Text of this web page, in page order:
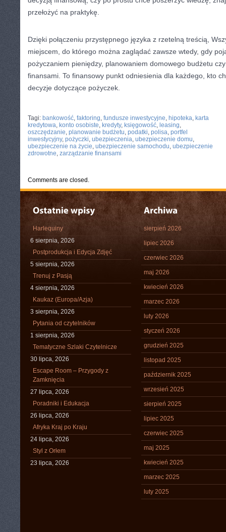
przełożyć na praktykę.
Dzięki połączeniu przystępnego języka z rzetelną treścią,
miejscem, do którego można zaglądać zawsze wtedy, gdy
pożyczaniem pieniędzy, planowaniem domowego budżetu
finansami. To finansowy punkt odniesienia dla każdego, kto
decyzje dotyczące pożyczek.
Tagi: bankowość, faktoring, fundusze inwestycyjne, hipoteka, karta
kredytowa, konto osobiste, kredyty, księgowość, leasing,
oszczędzanie, planowanie budżetu, podatki, polisa, portfel
inwestycyjny, pożyczki, ubezpieczenia, ubezpieczenie domu,
ubezpieczenie na życie, ubezpieczenie samochodu, ubezpieczenie
zdrowotne, zarządzanie finansami
Comments are closed.
Harlequiny
6 sierpnia, 2026
Postprodukcja i Edycja Zdjęć
5 sierpnia, 2026
Trenuj z Pasją
4 sierpnia, 2026
Kaukaz (Europa/Azja)
3 sierpnia, 2026
Pytania od czytelników
1 sierpnia, 2026
Tematyczne Szlaki Czytelnicze
30 lipca, 2026
Escape Room – Przygody z
Zamknięcia
27 lipca, 2026
Poradniki i Edukacja
26 lipca, 2026
Afryka Kraj po Kraju
24 lipca, 2026
Styl z Orłem
23 lipca, 2026
sierpień 2026
lipiec 2026
czerwiec 2026
maj 2026
kwiecień 2026
marzec 2026
luty 2026
styczeń 2026
grudzień 2025
listopad 2025
październik 2025
wrzesień 2025
sierpień 2025
lipiec 2025
czerwiec 2025
maj 2025
kwiecień 2025
marzec 2025
luty 2025